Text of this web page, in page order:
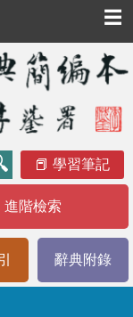
☰
學習筆記
進階檢索
辭典附錄